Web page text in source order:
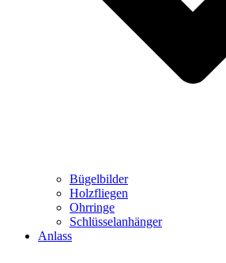
Bügelbilder
Holzfliegen
Ohrringe
Schlüsselanhänger
Anlass